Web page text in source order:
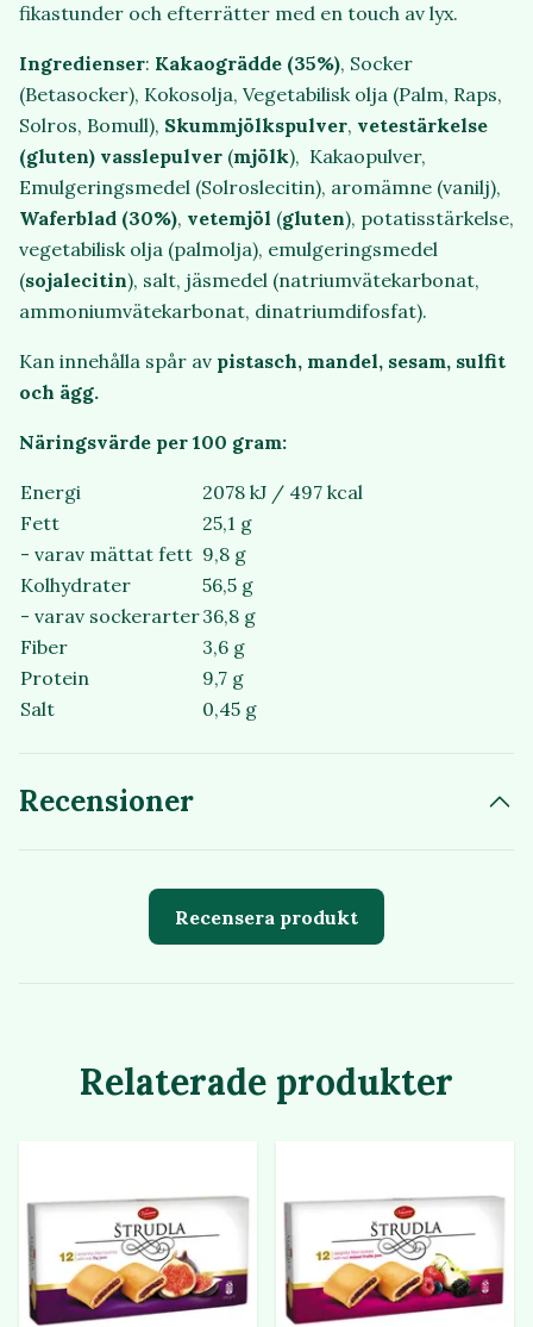
fikastunder och efterrätter med en touch av lyx.
Ingredienser: Kakaogrädde (35%), Socker
(Betasocker), Kokosolja, Vegetabilisk olja (Palm, Raps,
Solros, Bomull), Skummjölkspulver, vetestärkelse
(gluten) vasslepulver (mjölk), Kakaopulver,
Emulgeringsmedel (Solroslecitin), aromämne (vanilj),
Waferblad (30%), vetemjöl (gluten), potatisstärkelse,
vegetabilisk olja (palmolja), emulgeringsmedel
(sojalecitin), salt, jäsmedel (natriumvätekarbonat,
ammoniumvätekarbonat, dinatriumdifosfat).
Kan innehålla spår av pistasch, mandel, sesam, sulfit
och ägg.
Näringsvärde per 100 gram:
Energi
2078 kJ / 497 kcal
Fett
25,1 g
- varav mättat fett 9,8 g
Kolhydrater
56,5 g
- varav sockerarter36,8 g
Fiber
3,6 g
Protein
9,7 g
Salt
0,45 g
Recensioner
Recensera produkt
Relaterade produkter